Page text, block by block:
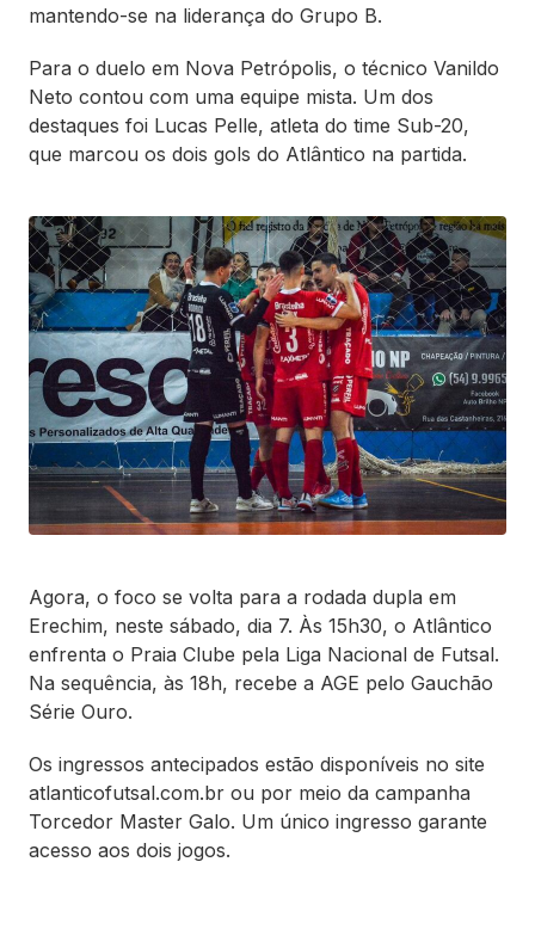
mantendo-se na liderança do Grupo B.
Para o duelo em Nova Petrópolis, o técnico Vanildo
Neto contou com uma equipe mista. Um dos
destaques foi Lucas Pelle, atleta do time Sub-20,
que marcou os dois gols do Atlântico na partida.
Agora, o foco se volta para a rodada dupla em
Erechim, neste sábado, dia 7. Às 15h30, o Atlântico
enfrenta o Praia Clube pela Liga Nacional de Futsal.
Na sequência, às 18h, recebe a AGE pelo Gauchão
Série Ouro.
Os ingressos antecipados estão disponíveis no site
atlanticofutsal.com.br ou por meio da campanha
Torcedor Master Galo. Um único ingresso garante
acesso aos dois jogos.